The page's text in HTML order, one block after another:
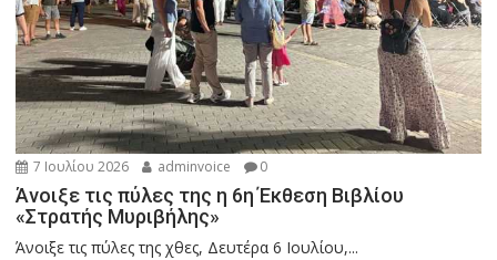
7 Ιουλίου 2026 adminvoice 0
Άνοιξε τις πύλες της η 6η Έκθεση Βιβλίου
«Στρατής Μυριβήλης»
Άνοιξε τις πύλες της χθες, Δευτέρα 6 Ιουλίου,...